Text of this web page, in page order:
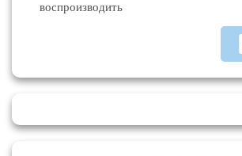
воспроизводить